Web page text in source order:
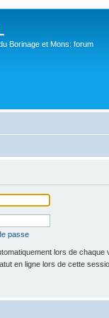
Borinage et Mons: forum
passe
lors de chaque
en ligne lors de cette